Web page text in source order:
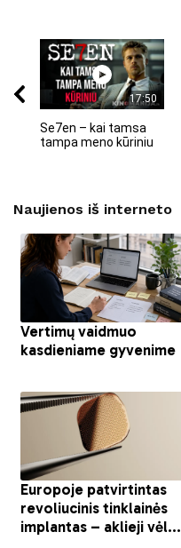
17:50
Se7en – kai tamsa
tampa meno kūriniu
Naujienos iš interneto